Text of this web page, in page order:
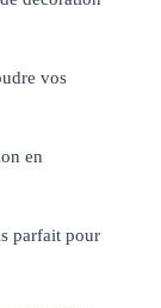
vos
en
parfait pour